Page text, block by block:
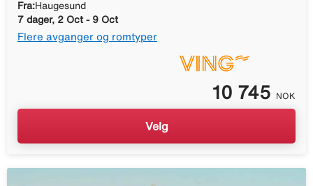
Fra:Haugesund
7 dager, 2 Oct - 9 Oct
Flere avganger og romtyper
10 745 NOK
Velg